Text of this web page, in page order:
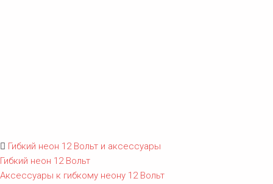
Гибкий неон 12 Вольт и аксессуары
Гибкий неон 12 Вольт
Аксессуары к гибкому неону 12 Вольт